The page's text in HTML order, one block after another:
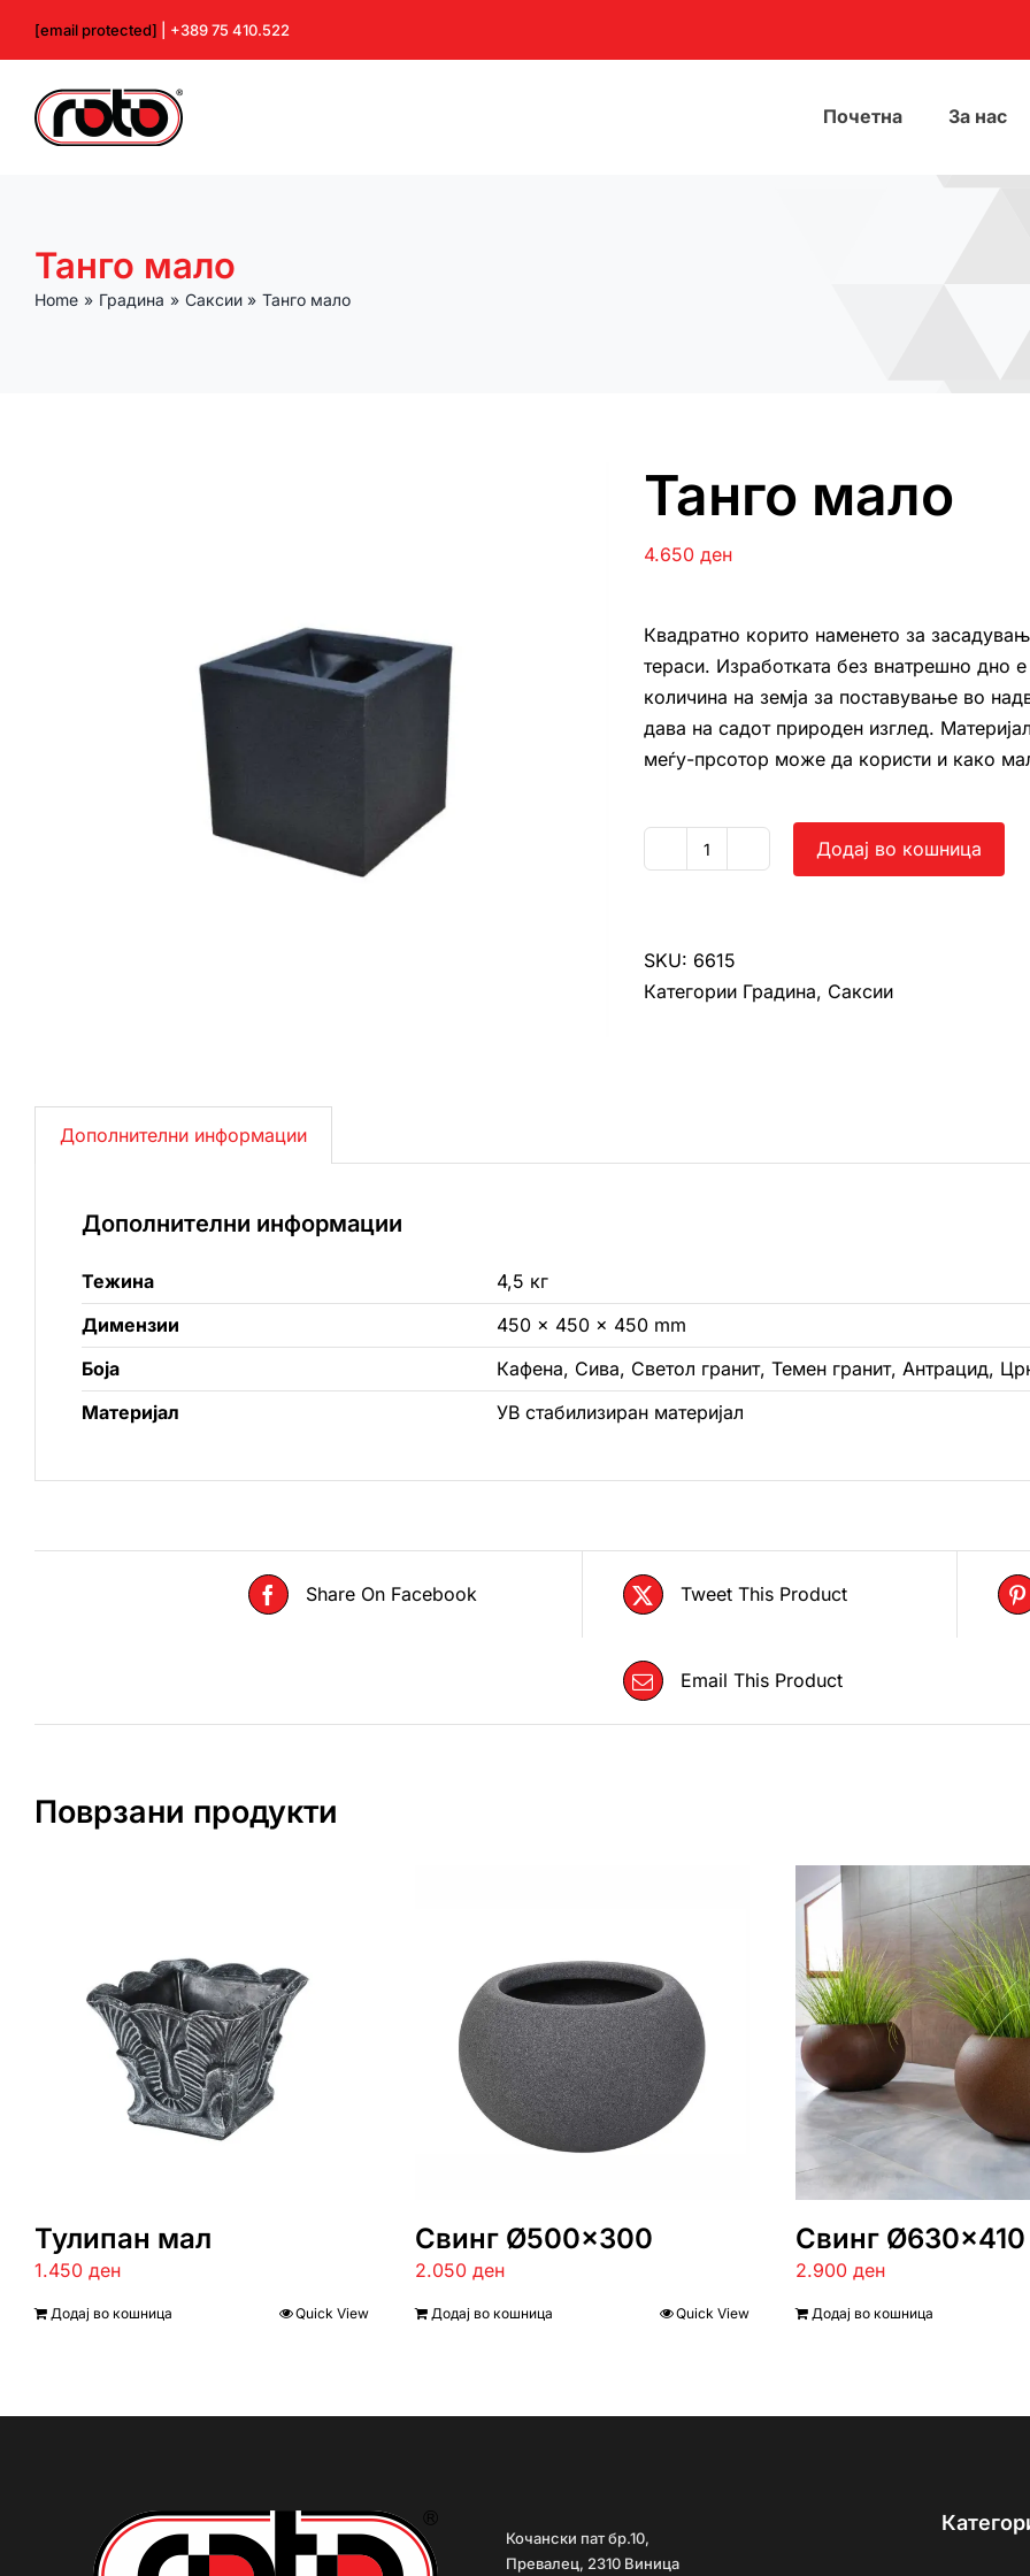
[email protected] | +389 75 410.522
Почетна За нас
Танго мало
Home Градина Саксии Танго мало
Танго мало
4.650 ден
Квадратно корито наменето за
тераси. Изработката без внатрешно дно
количина на земја за поставување во
дава на садот природен изглед.
меѓу-прсотор може да користи и како
Танго
Додај во кошница
SKU: 6615
Категории Градина, Саксии
Дополнителни информации
Дополнителни информации
Тежина
4,5 кг
Димензии
450 × 450 × 450 mm
Боја
Кафена, Сива, Светол гранит, Темен гранит, Антрацид,
Материјал
УВ стабилизиран материјал
Share On Facebook Tweet This Product
Email This Product
Поврзани продукти
Тулипан мал
1.450 ден
Додај во кошница Quick View
Свинг Ø500×300
2.050 ден
Додај во кошница Quick View
Свинг Ø630×410
2.900 ден
Додај во кошница
Кочански пат бр.10,
Превалец, 2310 Виница